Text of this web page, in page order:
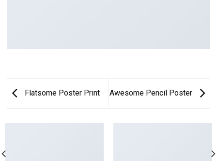
Flatsome Poster Print Awesome Pencil Poster